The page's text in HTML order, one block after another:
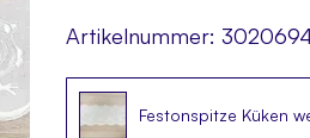
Artikelnummer:
Festonspitze Küken